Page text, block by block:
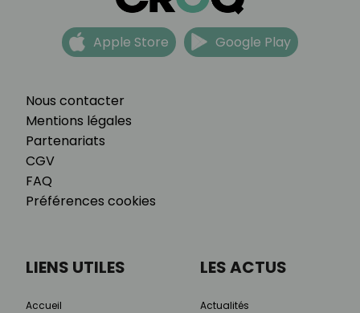
Nous contacter
Mentions légales
Partenariats
CGV
FAQ
Préférences cookies
Apple Store Google Play
LIENS UTILES
Accueil
LES ACTUS
Actualités